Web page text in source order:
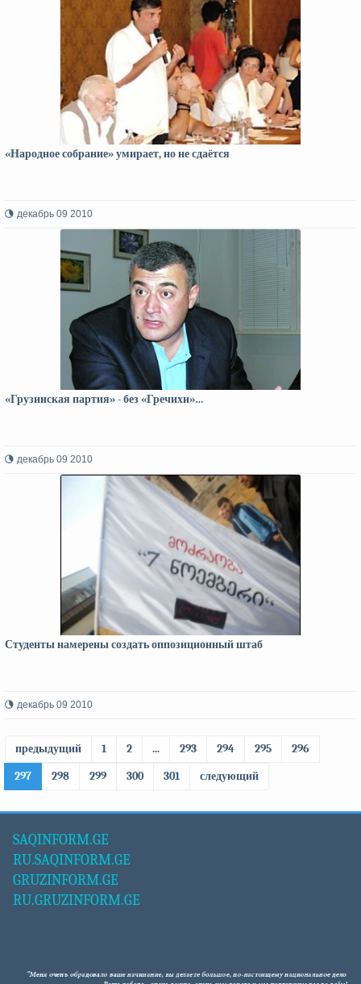
«Народное собрание» умирает, но не сдаётся
декабрь 09 2010
«Грузинская партия» - без «Гречихи»…
декабрь 09 2010
Студенты намерены создать оппозиционный штаб
декабрь 09 2010
предыдущий 1 2 ... 293 294 295
296
297
298 299 300 301 следующий
SAQINFORM.GE
RU.SAQINFORM.GE
GRUZINFORM.GE
RU.GRUZINFORM.GE